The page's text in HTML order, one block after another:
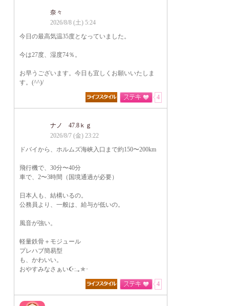
奈々
2026/8/8 (土) 5:24
今日の最高気温35度となっていました。
今は27度、湿度74％。
お早うございます。今日も宜しくお願いいたしま
す。(^^)/
4
ナノ 47.8ｋｇ
2026/8/7 (金) 23:22
ドバイから、ホルムズ海峡入口まで約150〜200km
飛行機で、30分〜40分
車で、2〜3時間（国境通過が必要）
日本人も、結構いるの。
公務員より、一般は、給与が低いの。
風音が強い。
軽量鉄骨＋モジュール
プレハブ簡易型
も、かわいい。
おやすみなさぁい☪:.｡✯･
4